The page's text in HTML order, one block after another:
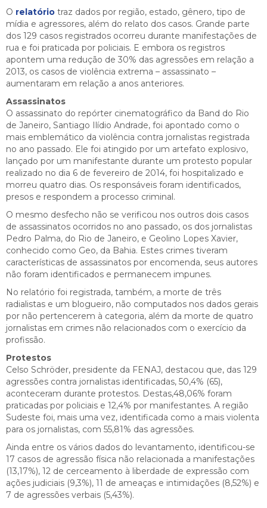
O relatório traz dados por região, estado, gênero, tipo de
mídia e agressores, além do relato dos casos. Grande parte
dos 129 casos registrados ocorreu durante manifestações de
rua e foi praticada por policiais. E embora os registros
apontem uma redução de 30% das agressões em relação a
2013, os casos de violência extrema – assassinato –
aumentaram em relação a anos anteriores.
Assassinatos
O assassinato do repórter cinematográfico da Band do Rio
de Janeiro, Santiago Ilídio Andrade, foi apontado como o
mais emblemático da violência contra jornalistas registrada
no ano passado. Ele foi atingido por um artefato explosivo,
lançado por um manifestante durante um protesto popular
realizado no dia 6 de fevereiro de 2014, foi hospitalizado e
morreu quatro dias. Os responsáveis foram identificados,
presos e respondem a processo criminal.
O mesmo desfecho não se verificou nos outros dois casos
de assassinatos ocorridos no ano passado, os dos jornalistas
Pedro Palma, do Rio de Janeiro, e Geolino Lopes Xavier,
conhecido como Geo, da Bahia. Estes crimes tiveram
características de assassinatos por encomenda, seus autores
não foram identificados e permanecem impunes.
No relatório foi registrada, também, a morte de três
radialistas e um blogueiro, não computados nos dados gerais
por não pertencerem à categoria, além da morte de quatro
jornalistas em crimes não relacionados com o exercício da
profissão.
Protestos
Celso Schröder, presidente da FENAJ, destacou que, das 129
agressões contra jornalistas identificadas, 50,4% (65),
aconteceram durante protestos. Destas,48,06% foram
praticadas por policiais e 12,4% por manifestantes. A região
Sudeste foi, mais uma vez, identificada como a mais violenta
para os jornalistas, com 55,81% das agressões.
Ainda entre os vários dados do levantamento, identificou-se
17 casos de agressão física não relacionada a manifestações
(13,17%), 12 de cerceamento à liberdade de expressão com
ações judiciais (9,3%), 11 de ameaças e intimidações (8,52%) e
7 de agressões verbais (5,43%).